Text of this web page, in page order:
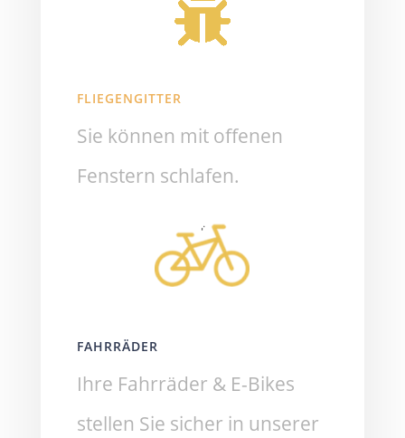
FLIEGENGITTER
Sie können mit offenen
Fenstern schlafen.
FAHRRÄDER
Ihre Fahrräder & E-Bikes
stellen Sie sicher in unserer